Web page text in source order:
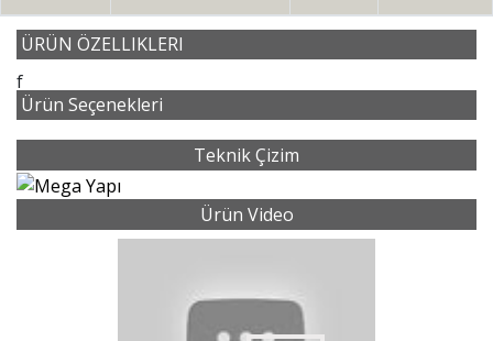
ÜRÜN ÖZELLIKLERI
f
Ürün Seçenekleri
Teknik Çizim
Ürün Video